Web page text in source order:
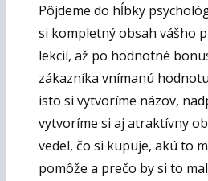
Pôjdeme do hĺbky
si kompletný obsah vášho
lekcií, až po hodnotné
zákazníka vnímanú
isto si vytvoríme názov,
vytvoríme si aj atraktívny
vedel, čo si kupuje, akú to
pomôže a prečo by si to